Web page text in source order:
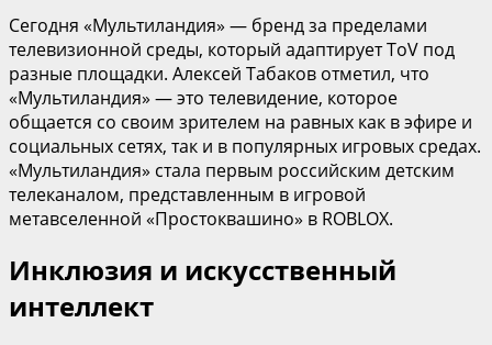
Сегодня «Мультиландия» — бренд за пределами
телевизионной среды, который адаптирует ToV под
разные площадки. Алексей Табаков отметил, что
«Мультиландия» — это телевидение, которое
общается со своим зрителем на равных как в эфире и
социальных сетях, так и в популярных игровых средах.
«Мультиландия» стала первым российским детским
телеканалом, представленным в игровой
метавселенной «Простоквашино» в ROBLOX.
Инклюзия и искусственный
интеллект